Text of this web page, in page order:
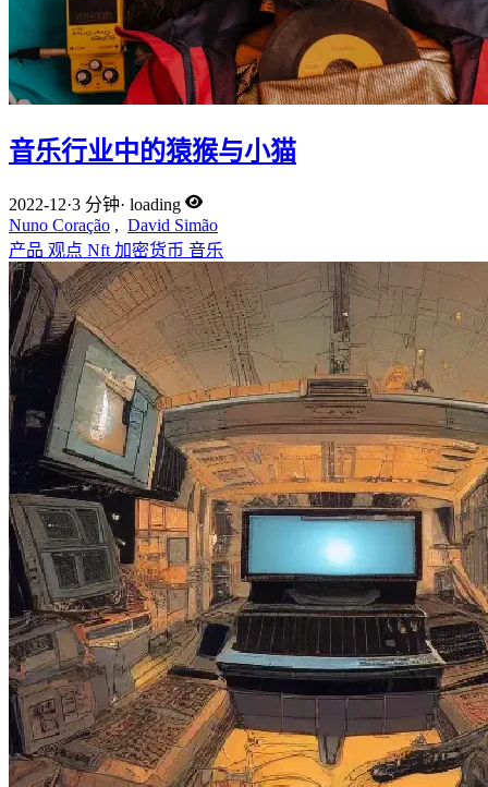
音乐行业中的猿猴与小猫
2022-12·3 分钟· loading
Nuno Coração , David Simão
产品 观点 Nft 加密货币 音乐